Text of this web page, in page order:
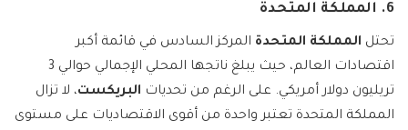
6. المملكة المتحدة
تحتل المملكة المتحدة المركز السادس في قائمة أكبر
اقتصادات العالم، حيث يبلغ ناتجها المحلي الإجمالي حوالي 3
تريليون دولار أمريكي. على الرغم من تحديات البريكست، لا تزال
المملكة المتحدة تعتبر واحدة من أقوى الاقتصاديات على مستوى